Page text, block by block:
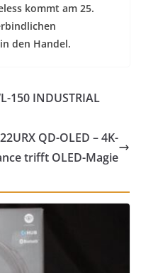
kommt am 25.
den Handel.
150 INDUSTRIAL
QD-OLED – 4K-
trifft OLED-Magie